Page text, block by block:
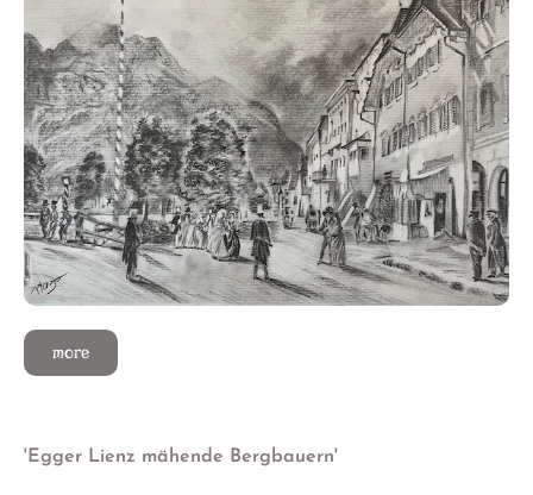
more
'Egger Lienz mähende Bergbauern'